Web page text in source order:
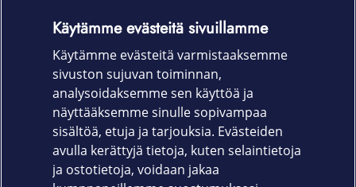
syntymisen. Myös lika ja pöly jäävät kalvon
ulkopuolelle. Ohut suojakalvo ei vaikuta laitteen
kosketusominaisuuksiin.
Tuotekoodi
861-1453
Käytämme evästeitä sivuillamme
Käytämme evästeitä varmistaaksemme
sivuston sujuvan toiminnan,
analysoidaksemme sen käyttöä ja
näyttääksemme sinulle sopivampaa
sisältöä, etuja ja tarjouksia. Evästeiden
avulla kerättyjä tietoja, kuten selaintietoja
ja ostotietoja, voidaan jakaa